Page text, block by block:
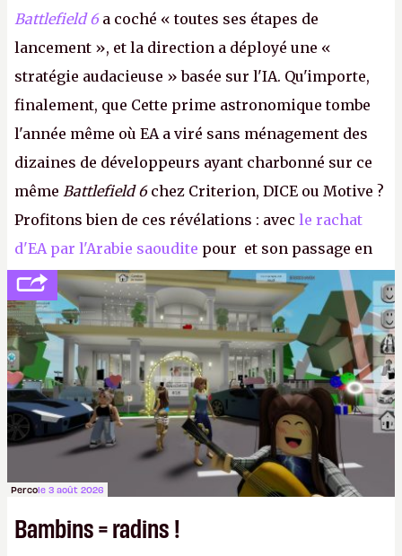
Battlefield 6 a coché « toutes ses étapes de
lancement », et la direction a déployé une «
stratégie audacieuse » basée sur l'IA. Qu'importe,
finalement, que Cette prime astronomique tombe
l'année même où EA a viré sans ménagement des
dizaines de développeurs ayant charbonné sur ce
même Battlefield 6chez Criterion, DICE ou Motive ?
Profitons bien de ces révélations : avec le rachat
d'EA par l'Arabie saoudite pour et son passage en
société privée, l'éditeur n'aura bientôt plus
l'obligation de publier ses bilans. Encore une
victoire pour la transparence.P.
Percole 3 août 2026
Bambins = radins !